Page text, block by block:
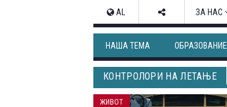
AL ЗА НАС
НАША ТЕМА ОБРАЗОВАНИЕ
КОНТРОЛОРИ НА ЛЕТАЊЕ
ЖИВОТ